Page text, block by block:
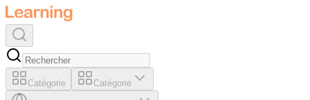
Catégorie Catégorie